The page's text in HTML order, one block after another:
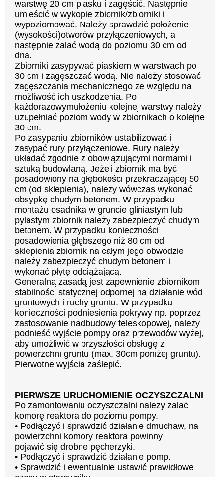
warstwę 20 cm piasku i zagęścić. Następnie
umieścić w wykopie zbiornik/zbiorniki i
wypoziomować. Należy sprawdzić położenie
(wysokości)otworów przyłączeniowych, a
następnie zalać wodą do poziomu 30 cm od
dna.
Zbiorniki zasypywać piaskiem w warstwach po
30 cm i zagęszczać wodą. Nie należy stosować
zagęszczania mechanicznego ze względu na
możliwość ich uszkodzenia. Po
każdorazowymułożeniu kolejnej warstwy należy
uzupełniać poziom wody w zbiornikach o kolejne
30 cm.
Po zasypaniu zbiorników ustabilizować i
zasypać rury przyłączeniowe. Rury należy
układać zgodnie z obowiązującymi normami i
sztuką budowlaną. Jeżeli zbiornik ma być
posadowiony na głębokości przekraczającej 50
cm (od sklepienia), należy wówczas wykonać
obsypkę chudym betonem. W przypadku
montażu osadnika w gruncie gliniastym lub
pylastym zbiornik należy zabezpieczyć chudym
betonem. W przypadku konieczności
posadowienia głębszego niż 80 cm od
sklepienia zbiornik na całym jego obwodzie
należy zabezpieczyć chudym betonem i
wykonać płytę odciążającą.
Generalną zasadą jest zapewnienie zbiornikom
stabilności statycznej odpornej na działanie wód
gruntowych i ruchy gruntu. W przypadku
konieczności podniesienia pokrywy np. poprzez
zastosowanie nadbudowy teleskopowej, należy
podnieść wyjście pompy oraz przewodów wyżej,
aby umożliwić w przyszłości obsługę z
powierzchni gruntu (max. 30cm poniżej gruntu).
Pierwotne wyjścia zaślepić.
PIERWSZE URUCHOMIENIE OCZYSZCZALNI
Po zamontowaniu oczyszczalni należy zalać
komorę reaktora do poziomu pompy.
• Podłączyć i sprawdzić działanie dmuchaw, na
powierzchni komory reaktora powinny
pojawić się drobne pęcherzyki.
• Podłączyć i sprawdzić działanie pomp.
• Sprawdzić i ewentualnie ustawić prawidłowe